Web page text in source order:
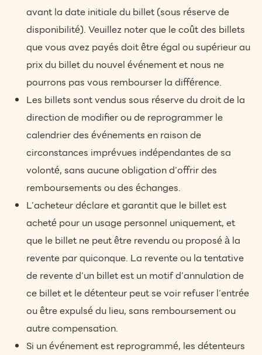
avant la date initiale du billet (sous réserve de
disponibilité). Veuillez noter que le coût des billets
que vous avez payés doit être égal ou supérieur au
prix du billet du nouvel événement et nous ne
pourrons pas vous rembourser la différence.
Les billets sont vendus sous réserve du droit de la
direction de modifier ou de reprogrammer le
calendrier des événements en raison de
circonstances imprévues indépendantes de sa
volonté, sans aucune obligation d’offrir des
remboursements ou des échanges.
L’acheteur déclare et garantit que le billet est
acheté pour un usage personnel uniquement, et
que le billet ne peut être revendu ou proposé à la
revente par quiconque. La revente ou la tentative
de revente d’un billet est un motif d’annulation de
ce billet et le détenteur peut se voir refuser l’entrée
ou être expulsé du lieu, sans remboursement ou
autre compensation.
Si un événement est reprogrammé, les détenteurs